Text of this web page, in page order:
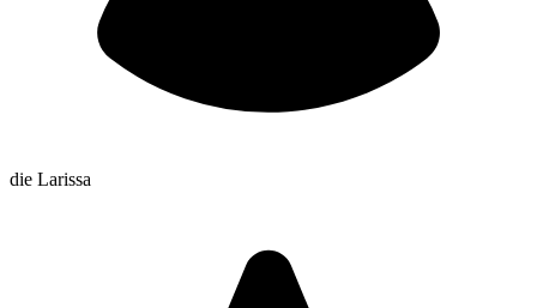
die Larissa